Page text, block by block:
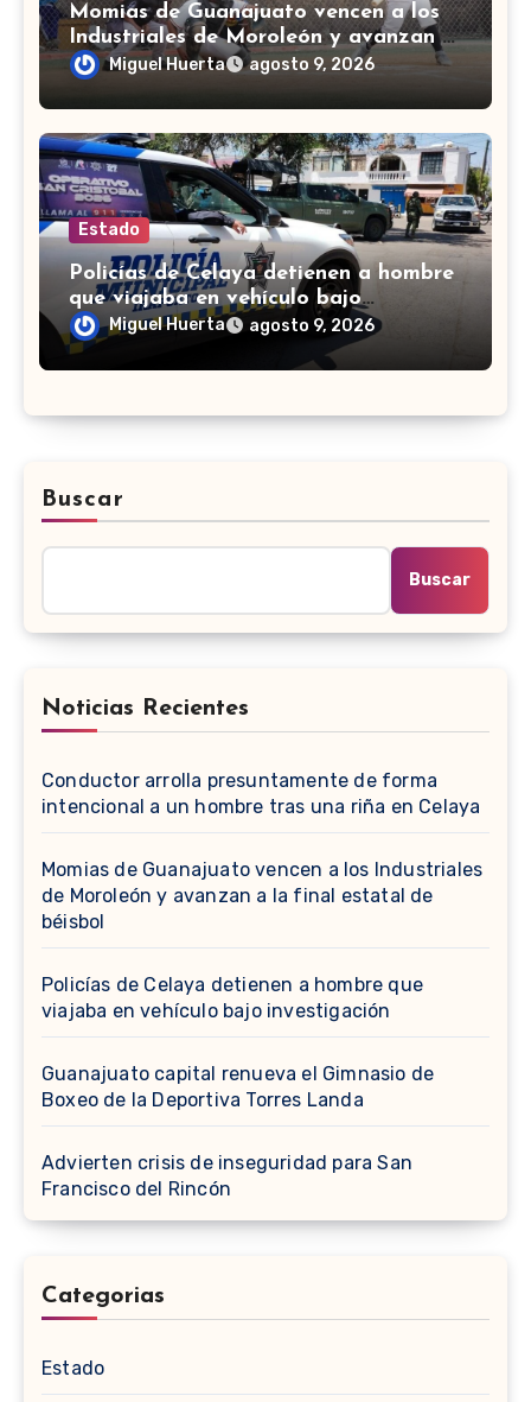
Momias de Guanajuato vencen a los
Industriales de Moroleón y avanzan a
la final estatal de béisbol
Miguel Huerta agosto 9, 2026
Estado
Policías de Celaya detienen a hombre
que viajaba en vehículo bajo
investigación
Miguel Huerta agosto 9, 2026
Buscar
Buscar
Noticias Recientes
Conductor arrolla presuntamente de forma
intencional a un hombre tras una riña en Celaya
Momias de Guanajuato vencen a los Industriales
de Moroleón y avanzan a la final estatal de
béisbol
Policías de Celaya detienen a hombre que
viajaba en vehículo bajo investigación
Guanajuato capital renueva el Gimnasio de
Boxeo de la Deportiva Torres Landa
Advierten crisis de inseguridad para San
Francisco del Rincón
Categorias
Estado